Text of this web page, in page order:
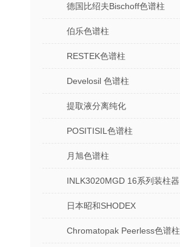
德国比绍夫Bischoff色谱柱
伯乐色谱柱
RESTEK色谱柱
Develosil 色谱柱
提取液分离纯化
POSITISIL色谱柱
月旭色谱柱
INLK3020MGD 16系列装柱器
日本昭和SHODEX
Chromatopak Peerless色谱柱